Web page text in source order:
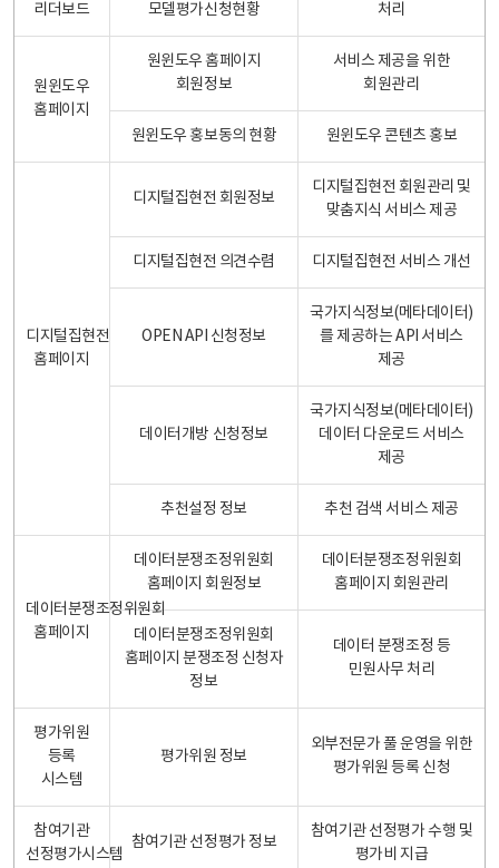
리더보드
모델평가신청현황
처리
원윈도우
홈페이지
원윈도우 홈페이지
회원정보
서비스 제공을 위한
회원관리
원윈도우 홍보동의 현황 원윈도우 콘텐츠 홍보
디지털집현전
홈페이지
디지털집현전 회원정보
디지털집현전 회원관리 및
맞춤지식 서비스 제공
디지털집현전 의견수렴 디지털집현전 서비스 개선
OPEN API 신청정보
국가지식정보(메타데이터)
를 제공하는 API 서비스
제공
데이터개방 신청정보
국가지식정보(메타데이터)
데이터 다운로드 서비스
제공
추천설정 정보 추천 검색 서비스 제공
데이터분쟁조정위원회
홈페이지
데이터분쟁조정위원회
홈페이지 회원정보
데이터분쟁조정위원회
홈페이지 회원관리
데이터분쟁조정위원회
홈페이지 분쟁조정 신청자
정보
데이터 분쟁조정 등
민원사무 처리
평가위원
등록
시스템
평가위원 정보
외부전문가 풀 운영을 위한
평가위원 등록 신청
참여기관
선정평가시스템
참여기관 선정평가 정보
참여기관 선정평가 수행 및
평가비 지급